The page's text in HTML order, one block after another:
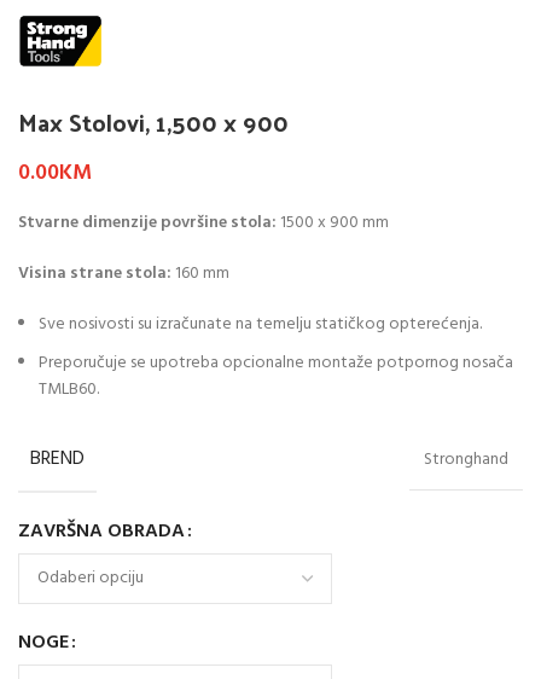
Max Stolovi, 1,500 x 900
0.00KM
Stvarne dimenzije površine stola: 1500 x 900 mm
Visina strane stola: 160 mm
Sve nosivosti su izračunate na temelju statičkog opterećenja.
Preporučuje se upotreba opcionalne montaže potpornog nosača
TMLB60.
BREND Stronghand
ZAVRŠNA OBRADA
NOGE